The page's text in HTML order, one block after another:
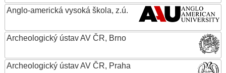
Anglo-americká vysoká škola, z.ú.
Archeologický ústav AV ČR, Brno
Archeologický ústav AV ČR, Praha